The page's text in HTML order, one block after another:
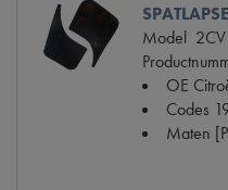
Model
OE
Codes
Maten